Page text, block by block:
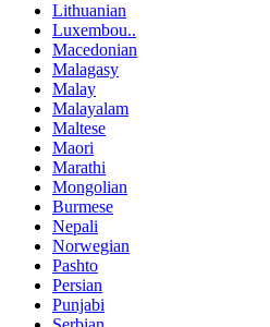
Lithuanian
Luxembou..
Macedonian
Malagasy
Malay
Malayalam
Maltese
Maori
Marathi
Mongolian
Burmese
Nepali
Norwegian
Pashto
Persian
Punjabi